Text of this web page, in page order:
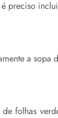
é preciso
a
de folhas